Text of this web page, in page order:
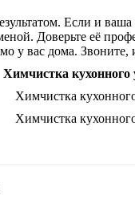
Если и
Доверьте её
у вас дома.
Химчистка кухонного